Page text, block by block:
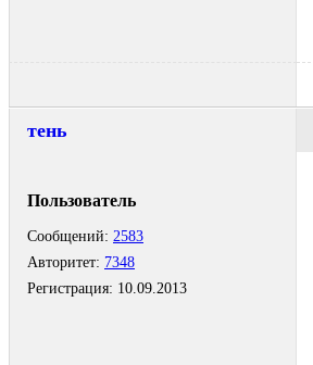
тень
Пользователь
Сообщений: 2583
Авторитет: 7348
Регистрация: 10.09.2013